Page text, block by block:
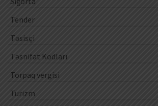
Tender
Təsisçi
Təsnifat Kodları
Torpaq vergisi
Turizm